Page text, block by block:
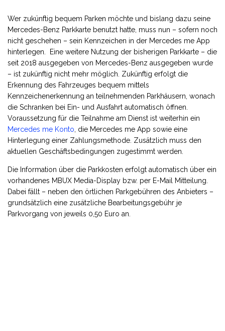
Wer zukünftig bequem Parken möchte und bislang dazu seine
Mercedes-Benz Parkkarte benutzt hatte, muss nun – sofern noch
nicht geschehen – sein Kennzeichen in der Mercedes me App
hinterlegen. Eine weitere Nutzung der bisherigen Parkkarte – die
seit 2018 ausgegeben von Mercedes-Benz ausgegeben wurde
– ist zukünftig nicht mehr möglich. Zukünftig erfolgt die
Erkennung des Fahrzeuges bequem mittels
Kennzeichenerkennung an teilnehmenden Parkhäusern, wonach
die Schranken bei Ein- und Ausfahrt automatisch öffnen.
Voraussetzung für die Teilnahme am Dienst ist weiterhin ein
Mercedes me Konto, die Mercedes me App sowie eine
Hinterlegung einer Zahlungsmethode. Zusätzlich muss den
aktuellen Geschäftsbedingungen zugestimmt werden.
Die Information über die Parkkosten erfolgt automatisch über ein
vorhandenes MBUX Media-Display bzw. per E-Mail Mitteilung.
Dabei fällt – neben den örtlichen Parkgebühren des Anbieters –
grundsätzlich eine zusätzliche Bearbeitungsgebühr je
Parkvorgang von jeweils 0,50 Euro an.